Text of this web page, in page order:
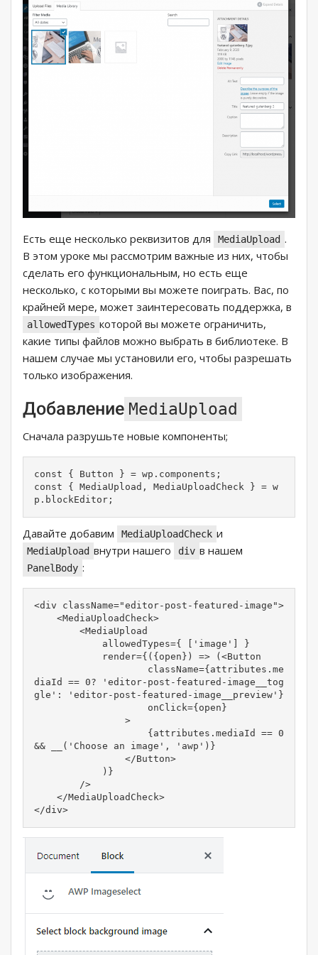
Есть еще несколько реквизитов для MediaUpload .
В этом уроке мы рассмотрим важные из них, чтобы
сделать его функциональным, но есть еще
несколько, с которыми вы можете поиграть. Вас, по
крайней мере, может заинтересовать поддержка, в
allowedTypes которой вы можете ограничить,
какие типы файлов можно выбрать в библиотеке. В
нашем случае мы установили его, чтобы разрешать
только изображения.
Добавление MediaUpload
Сначала разрушьте новые компоненты;
const { Button } = wp.components;
const { MediaUpload, MediaUploadCheck } = w
p.blockEditor;
Давайте добавим MediaUploadCheck и
MediaUpload внутри нашего div в нашем
PanelBody :
<div className="editor-post-featured-image">
diaId == 0? 'editor-post-featured-image__tog
gle': 'editor-post-featured-image__preview'}
&& __('Choose an image', 'awp')}
</div>